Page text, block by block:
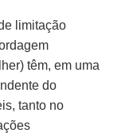
limitação
têm, em uma
do
tanto no